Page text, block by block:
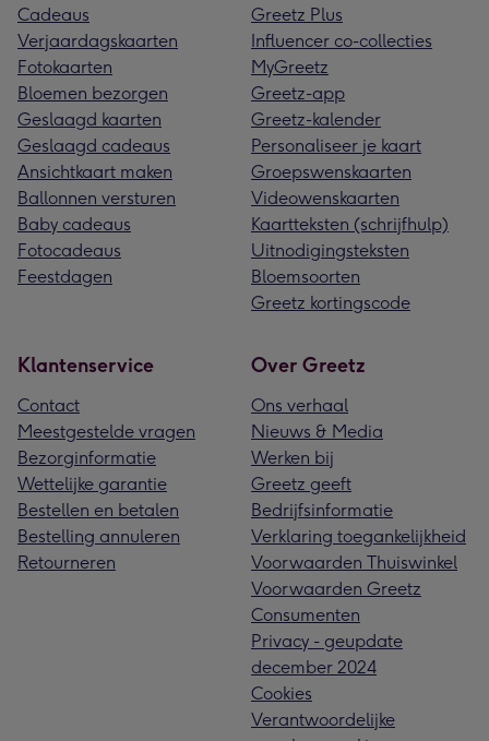
Cadeaus
Verjaardagskaarten
Fotokaarten
Bloemen bezorgen
Geslaagd kaarten
Geslaagd cadeaus
Ansichtkaart maken
Ballonnen versturen
Baby cadeaus
Fotocadeaus
Feestdagen
Greetz Plus
Influencer co-collecties
MyGreetz
Greetz-app
Greetz-kalender
Personaliseer je kaart
Groepswenskaarten
Videowenskaarten
Kaartteksten (schrijfhulp)
Uitnodigingsteksten
Bloemsoorten
Greetz kortingscode
Klantenservice
Contact
Meestgestelde vragen
Bezorginformatie
Wettelijke garantie
Bestellen en betalen
Bestelling annuleren
Retourneren
Over Greetz
Ons verhaal
Nieuws & Media
Werken bij
Greetz geeft
Bedrijfsinformatie
Verklaring toegankelijkheid
Voorwaarden Thuiswinkel
Voorwaarden Greetz
Consumenten
Privacy - geupdate
december 2024
Cookies
Verantwoordelijke